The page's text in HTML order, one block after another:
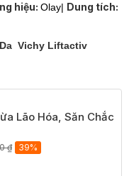
hiệu: Olay| Dung tích:
Vichy Liftactiv
Lão Hóa, Săn Chắc
₫ 39%